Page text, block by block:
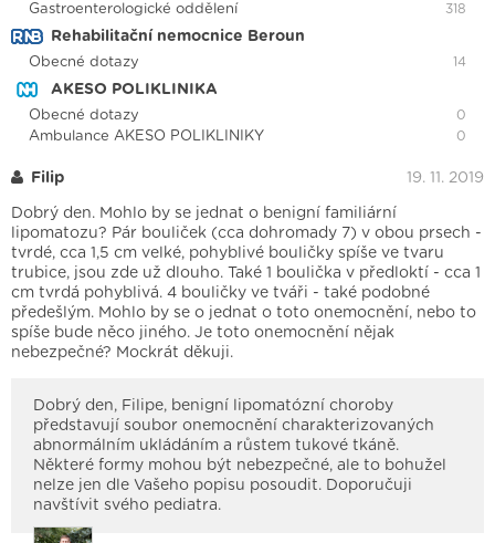
Gastroenterologické oddělení 318
Rehabilitační nemocnice Beroun
Obecné dotazy 14
AKESO POLIKLINIKA
Obecné dotazy 0
Ambulance AKESO POLIKLINIKY 0
Filip 19. 11. 2019
Dobrý den. Mohlo by se jednat o benigní familiární
lipomatozu? Pár bouliček (cca dohromady 7) v obou prsech -
tvrdé, cca 1,5 cm velké, pohyblivé bouličky spíše ve tvaru
trubice, jsou zde už dlouho. Také 1 boulička v předloktí - cca 1
cm tvrdá pohyblivá. 4 bouličky ve tváři - také podobné
předešlým. Mohlo by se o jednat o toto onemocnění, nebo to
spíše bude něco jiného. Je toto onemocnění nějak
nebezpečné? Mockrát děkuji.
Dobrý den, Filipe, benigní lipomatózní choroby
představují soubor onemocnění charakterizovaných
abnormálním ukládáním a růstem tukové tkáně.
Některé formy mohou být nebezpečné, ale to bohužel
nelze jen dle Vašeho popisu posoudit. Doporučuji
navštívit svého pediatra.